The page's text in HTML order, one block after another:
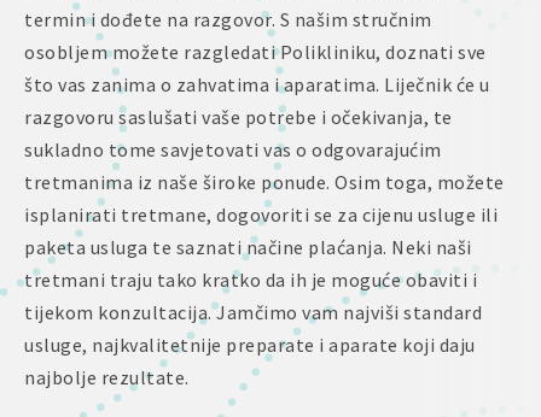
termin i dođete na razgovor. S našim stručnim
osobljem možete razgledati Polikliniku, doznati sve
što vas zanima o zahvatima i aparatima. Liječnik će u
razgovoru saslušati vaše potrebe i očekivanja, te
sukladno tome savjetovati vas o odgovarajućim
tretmanima iz naše široke ponude. Osim toga, možete
isplanirati tretmane, dogovoriti se za cijenu usluge ili
paketa usluga te saznati načine plaćanja. Neki naši
tretmani traju tako kratko da ih je moguće obaviti i
tijekom konzultacija. Jamčimo vam najviši standard
usluge, najkvalitetnije preparate i aparate koji daju
najbolje rezultate.